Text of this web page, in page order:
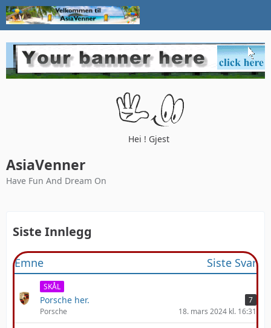
Hei ! Gjest
AsiaVenner
Have Fun And Dream On
Siste Innlegg
Emne Siste Svar
SKÅL
Porsche her.
7
Porsche
18. mars 2024 kl. 16:31